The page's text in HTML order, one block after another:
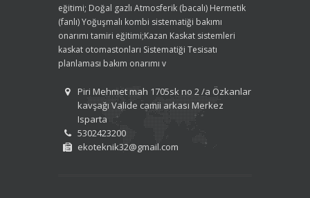
eğitimi; Doğal gazlı Atmosferik (bacalı) Hermetik
(fanlı) Yoğuşmalı kombi sistematiği bakımı
onarımı tamiri eğitimi;Kazan Kaskat sistemleri
kaskat otomastonları Sistematiği Tesisatı
planlaması bakım onarımı v
Piri Mehmet mah 1705sk no 2 /a Özkanlar
kavşağı Valide camii arkası Merkez
Isparta
5302423200
ekoteknik32@gmail.com